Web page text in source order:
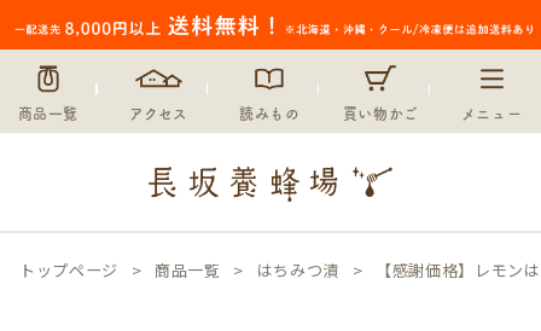
商品一覧 アクセス 読みもの 買い物かご メニュー
トップページ 商品一覧 はちみつ漬 【感謝価格】レモン